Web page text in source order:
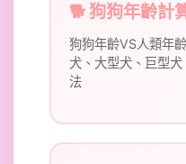
🐕 狗狗年齡計
狗狗年齡VS人類年
犬、大型犬、巨型
法